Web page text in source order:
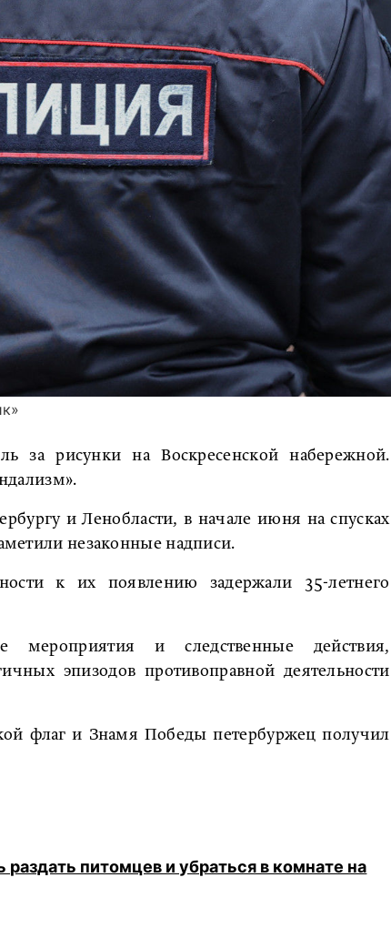
за рисунки на Воскресенской набережной.
и Ленобласти, в начале июня на спусках
незаконные надписи.
к их появлению задержали 35-летнего
мероприятия и следственные действия,
эпизодов противоправной деятельности
флаг и Знамя Победы петербуржец получил
питомцев и убраться в комнате на